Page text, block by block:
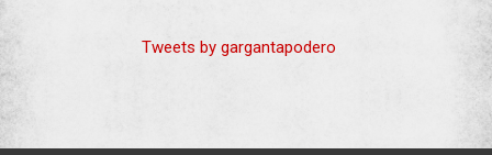
Tweets by gargantapodero